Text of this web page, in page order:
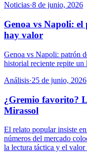
Noticias·8 de junio, 2026
Genoa vs Napoli: el
hay valor
Genoa vs Napoli: patrón
historial reciente repite
Análisis·25 de junio, 2026
¿Gremio favorito?
Mirassol
El relato popular insiste
números del mercado
la lectura táctica y el valor